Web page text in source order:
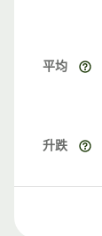
平均
升跌